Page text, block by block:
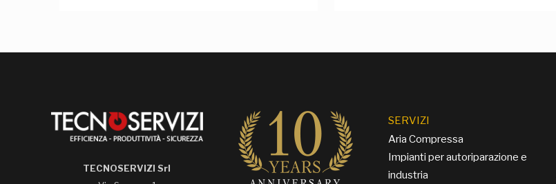
TECNOSERVIZI Srl
SERVIZI
Aria Compressa
Impianti per autoriparazione e
industria